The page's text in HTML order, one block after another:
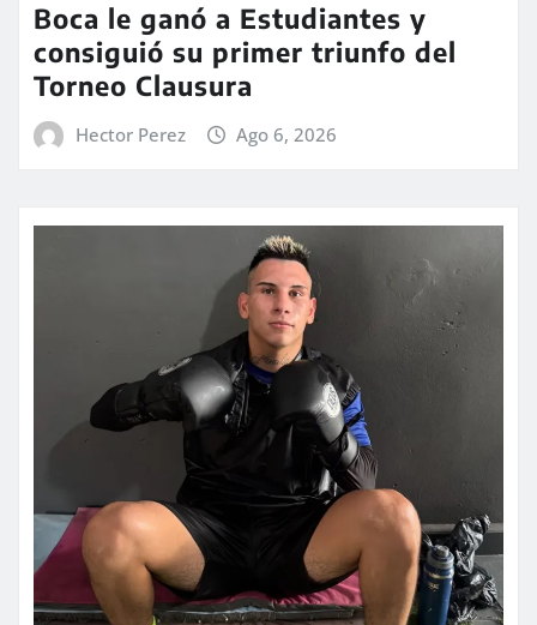
Boca le ganó a Estudiantes y
consiguió su primer triunfo del
Torneo Clausura
Hector Perez Ago 6, 2026